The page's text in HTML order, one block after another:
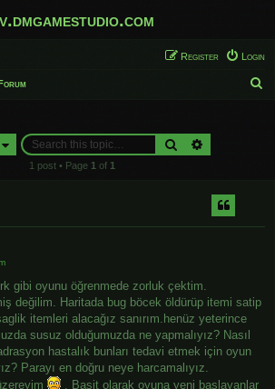
Login
Register
Search
1 post • Page 1 of 1
gibi oyunu öğrenmede zorluk çektim.
değilim. Haritada bug böcek öldürüp itemi satip
itemleri alacağız sanırım.henüz yeterince
susuz olduğumuzda ne yapmalıyız? Nasıl
hastalık bunları tedavi etmek için oyun
Parayı en doğru neye harcamalıyız.
. Basit olarak oyuna yeni başlayanlar